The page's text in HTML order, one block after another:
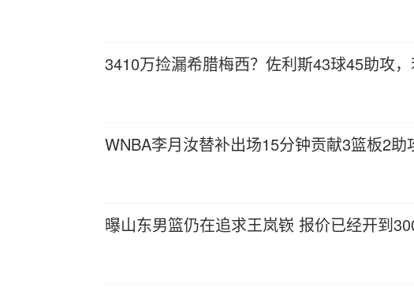
3410万捡漏希腊梅西？佐利斯43球45助攻，
WNBA李月汝替补出场15分钟贡献3篮板2助
曝山东男篮仍在追求王岚嵚 报价已经开到